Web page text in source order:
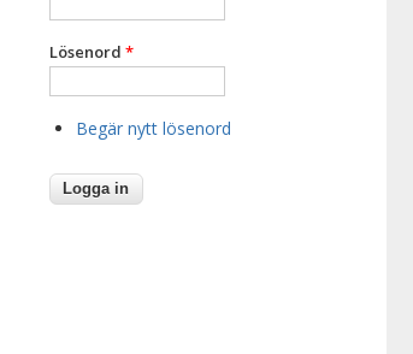
Lösenord *
Begär nytt lösenord